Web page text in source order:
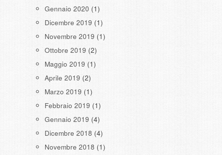
Gennaio 2020 (1)
Dicembre 2019 (1)
Novembre 2019 (1)
Ottobre 2019 (2)
Maggio 2019 (1)
Aprile 2019 (2)
Marzo 2019 (1)
Febbraio 2019 (1)
Gennaio 2019 (4)
Dicembre 2018 (4)
Novembre 2018 (1)